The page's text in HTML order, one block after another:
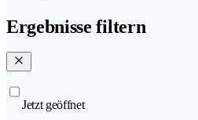
Ergebnisse filtern
Jetzt geöffnet